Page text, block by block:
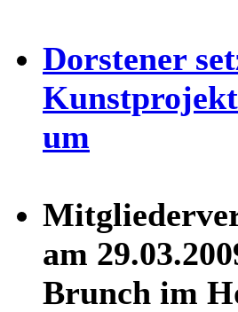
Dorstener
um
am
Brunch im